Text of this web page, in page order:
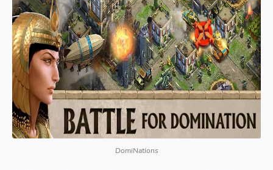
dengan juta-an pemain lain lewat cara online.
">14 Kingdoms of HF Kingdom game table align center
class tr caption container style margin left auto margin right
text align center a href https blogger googleusercontent com
AVvXsEiJ5Gb3uPLVmD RPSZ9LZT M1
pSBSpVEsH4QOzjXaZvrHbXsDtEUofSNTIKj6RLnNMqrqztmC2
4rtEFRrpXDmyeaDR7sCclbq nciuY 6og8CJNiYdxye s1440 14
auto margin right auto img alt Kingdom of HF border 0 data
original width 1440 height 270 src https blogger
DomiNations